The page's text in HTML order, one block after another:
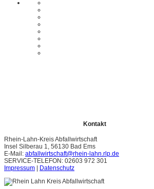
Kontakt
Rhein-Lahn-Kreis Abfallwirtschaft
Insel Silberau 1, 56130 Bad Ems
E-Mail: abfallwirtschaft@rhein-lahn.rlp.de
SERVICE-TELEFON: 02603 972 301
Impressum
Datenschutz